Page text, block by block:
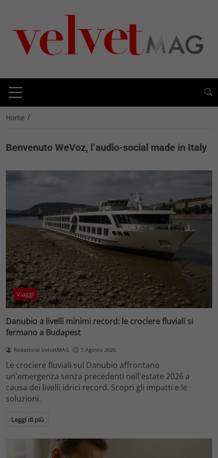
Home /
Benvenuto WeVoz, l’audio-social made in Italy
Viaggi
Danubio a livelli minimi record: le crociere fluviali si
fermano a Budapest
Redazione VelvetMAG 5 Agosto 2026
Le crociere fluviali sul Danubio affrontano
un'emergenza senza precedenti nell'estate 2026 a
causa dei livelli idrici record. Scopri gli impatti e le
soluzioni.
Leggi di più